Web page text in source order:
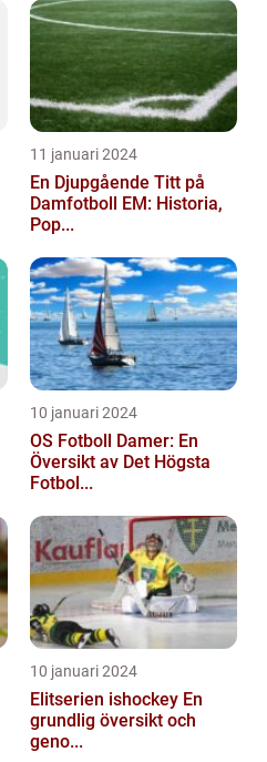
11 januari 2024
En Djupgående Titt på
Damfotboll EM: Historia,
Pop...
10 januari 2024
OS Fotboll Damer: En
Översikt av Det Högsta
Fotbol...
10 januari 2024
Elitserien ishockey En
grundlig översikt och
geno...